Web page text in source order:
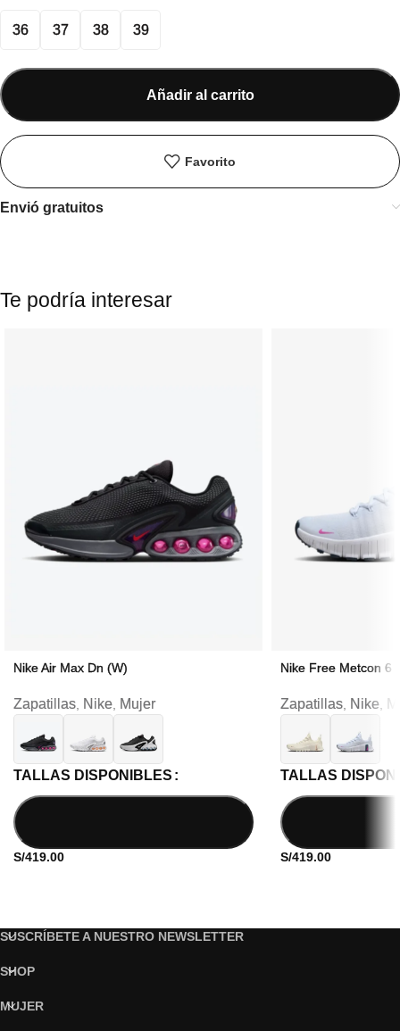
36 37 38 39
Añadir al carrito
Favorito
Envió gratuitos
Te podría interesar
Nike Air Max Dn (W)
Zapatillas Nike Mujer
TALLAS DISPONIBLES
S/419.00
Nike Free Metcon 6
Zapatillas, Nike,
TALLAS
S/419.00
SUSCRÍBETE A NUESTRO NEWSLETTER
SHOP
MUJER